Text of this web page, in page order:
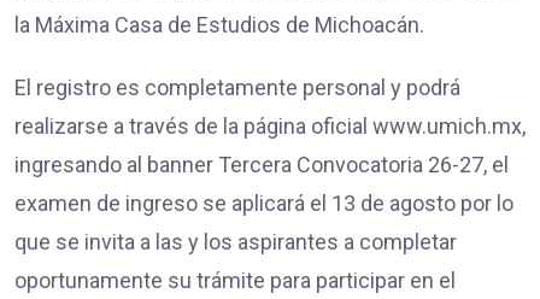
la Máxima Casa de Estudios de Michoacán.
El registro es completamente personal y podrá
realizarse a través de la página oficial www.umich.mx,
ingresando al banner Tercera Convocatoria 26-27, el
examen de ingreso se aplicará el 13 de agosto por lo
que se invita a las y los aspirantes a completar
oportunamente su trámite para participar en el